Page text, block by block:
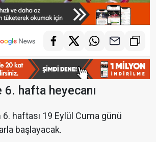
6. hafta heyecanı
haftası 19 Eylül Cuma günü
başlayacak.